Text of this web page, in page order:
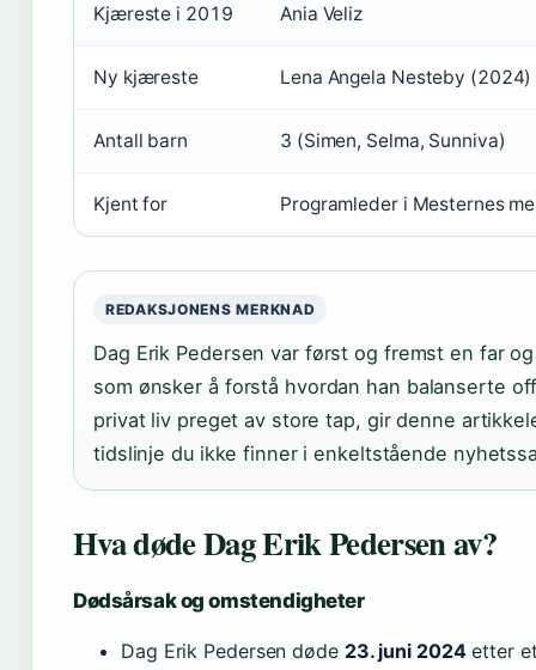
Kjæreste i 2019 Ania Veliz
Ny kjæreste Lena Angela Nesteby (2024)
Antall barn 3 (Simen, Selma, Sunniva)
Kjent for Programleder i Mesternes
REDAKSJONENS MERKNAD
Dag Erik Pedersen var først og fremst en far
som ønsker å forstå hvordan han balanserte
privat liv preget av store tap, gir denne
tidslinje du ikke finner i enkeltstående
Hva døde Dag Erik Pedersen av?
Dødsårsak og omstendigheter
Dag Erik Pedersen døde 23. juni 2024etter et